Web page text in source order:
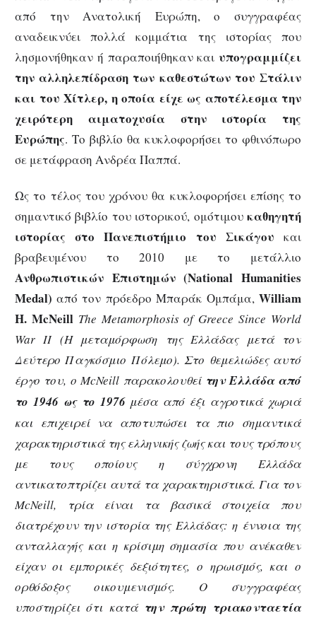
από την Ανατολική Ευρώπη, ο συγγραφέας
αναδεικνύει πολλά κομμάτια της ιστορίας που
λησμονήθηκαν ή παραποιήθηκαν και υπογραμμίζει
την αλληλεπίδραση των καθεστώτων του Στάλιν
και του Χίτλερ, η οποία είχε ως αποτέλεσμα την
χειρότερη αιματοχυσία στην ιστορία της
Ευρώπης. Το βιβλίο θα κυκλοφορήσει το φθινόπωρο
σε μετάφραση Ανδρέα Παππά.
Ως το τέλος του χρόνου θα κυκλοφορήσει επίσης το
σημαντικό βιβλίο του ιστορικού, ομότιμου καθηγητή
ιστορίας στο Πανεπιστήμιο του Σικάγου και
βραβευμένου το 2010 με το μετάλλιο
Ανθρωπιστικών Επιστημών (National Humanities
Medal) από τον πρόεδρο Μπαράκ Ομπάμα, William
H. McNeill The Metamorphosis of Greece Since World
War II (Hμεταμόρφωση της Ελλάδας μετά τον
Δεύτερο Παγκόσμιο Πόλεμο). Στο θεμελιώδες αυτό
έργο του, οMcNeill παρακολουθεί την Ελλάδα από
το 1946 ως το 1976μέσα από έξι αγροτικά χωριά
και επιχειρεί να αποτυπώσει τα πιο σημαντικά
χαρακτηριστικά της ελληνικής ζωής και τους τρόπους
με τους οποίους η σύγχρονη Ελλάδα
αντικατοπτρίζει αυτά τα χαρακτηριστικά. Για τον
McNeill, τρία είναι τα βασικά στοιχεία που
διατρέχουν την ιστορία της Ελλάδας: η έννοια της
ανταλλαγής και η κρίσιμη σημασία που ανέκαθεν
είχαν οι εμπορικές δεξιότητες, ο ηρωισμός, και ο
ορθόδοξος οικουμενισμός. Ο συγγραφέας
υποστηρίζει ότι κατά την πρώτη τριακονταετία